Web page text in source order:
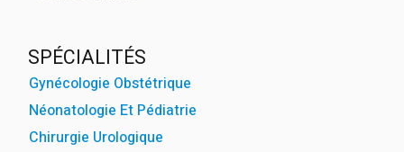
SPÉCIALITÉS
Gynécologie Obstétrique
Néonatologie Et Pédiatrie
Chirurgie Urologique